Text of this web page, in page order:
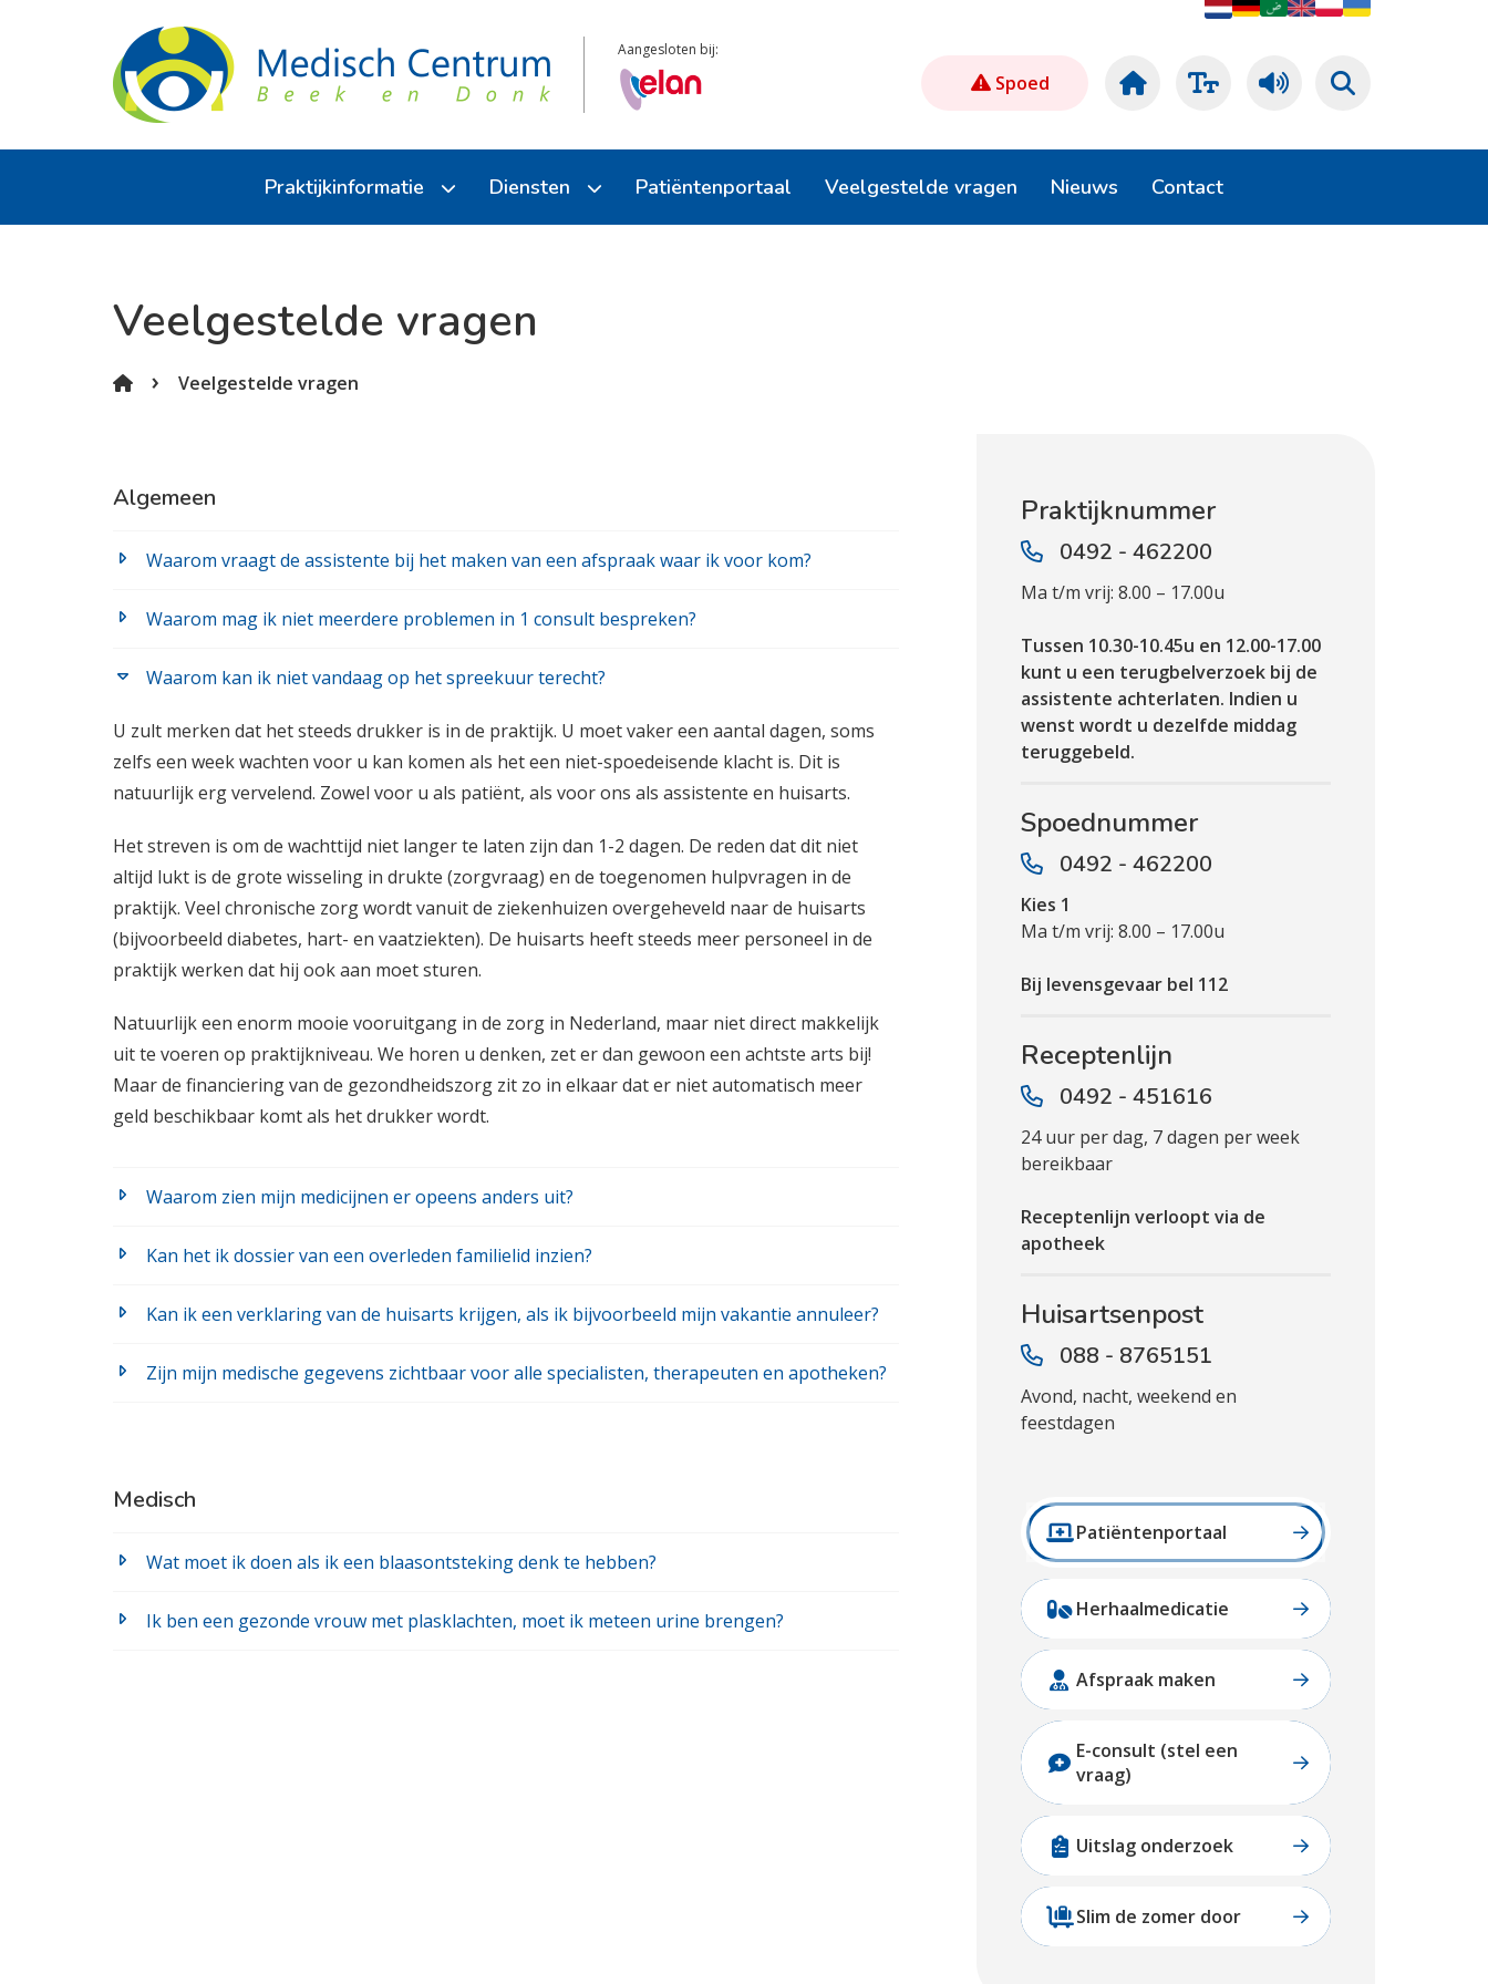
Aangesloten bij:
Spoed
Praktijkinformatie
Medewerkers
Inschrijven
Diensten
Herhaalmedicatie
Slim de zomer door
Patiëntenportaal Veelgestelde vragen Nieuws Contact
Veelgestelde vragen
Veelgestelde vragen
Algemeen
Waarom vraagt de assistente bij het maken van een afspraak waar ik voor kom?
Waarom mag ik niet meerdere problemen in 1 consult bespreken?
Waarom kan ik niet vandaag op het spreekuur terecht?
U zult merken dat het steeds drukker is in de praktijk. U moet vaker een aantal dagen, soms
zelfs een week wachten voor u kan komen als het een niet-spoedeisende klacht is. Dit is
natuurlijk erg vervelend. Zowel voor u als patiënt, als voor ons als assistente en huisarts.
Het streven is om de wachttijd niet langer te laten zijn dan 1-2 dagen. De reden dat dit niet
altijd lukt is de grote wisseling in drukte (zorgvraag) en de toegenomen hulpvragen in de
praktijk. Veel chronische zorg wordt vanuit de ziekenhuizen overgeheveld naar de huisarts
(bijvoorbeeld diabetes, hart- en vaatziekten). De huisarts heeft steeds meer personeel in de
praktijk werken dat hij ook aan moet sturen.
Natuurlijk een enorm mooie vooruitgang in de zorg in Nederland, maar niet direct makkelijk
uit te voeren op praktijkniveau. We horen u denken, zet er dan gewoon een achtste arts bij!
Maar de financiering van de gezondheidszorg zit zo in elkaar dat er niet automatisch meer
geld beschikbaar komt als het drukker wordt.
Waarom zien mijn medicijnen er opeens anders uit?
Kan het ik dossier van een overleden familielid inzien?
Kan ik een verklaring van de huisarts krijgen, als ik bijvoorbeeld mijn vakantie annuleer?
Zijn mijn medische gegevens zichtbaar voor alle specialisten, therapeuten en apotheken?
Medisch
Wat moet ik doen als ik een blaasontsteking denk te hebben?
Ik ben een gezonde vrouw met plasklachten, moet ik meteen urine brengen?
Praktijknummer
0492 - 462200
Ma t/m vrij: 8.00 – 17.00u
Tussen 10.30-10.45u en 12.00-17.00
kunt u een terugbelverzoek bij de
assistente achterlaten. Indien u
wenst wordt u dezelfde middag
teruggebeld.
Spoednummer
0492 - 462200
Kies 1
Ma t/m vrij: 8.00 – 17.00u
Bij levensgevaar bel 112
Receptenlijn
0492 - 451616
24 uur per dag, 7 dagen per week
bereikbaar
Receptenlijn verloopt via de
apotheek
Huisartsenpost
088 - 8765151
Avond, nacht, weekend en
feestdagen
Patiëntenportaal
Herhaalmedicatie
Afspraak maken
E-consult (stel een
vraag)
Uitslag onderzoek
Slim de zomer door